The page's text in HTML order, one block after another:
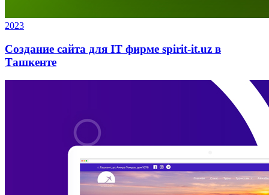
2023
Создание сайта для IT фирме spirit-it.uz в
Ташкенте